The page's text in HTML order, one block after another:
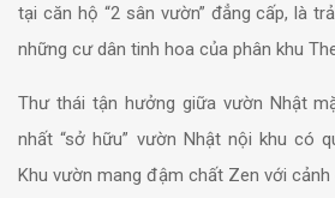
tại căn hộ “2 sân vườn” đẳng cấp, là
những cư dân tinh hoa của phân khu
Thư thái tận hưởng giữa vườn Nhật
nhất “sở hữu” vườn Nhật nội khu có
Khu vườn mang đậm chất Zen với